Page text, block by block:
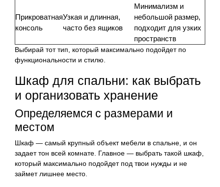
Прикроватная
консоль
Узкая и длинная,
часто без ящиков
Минимализм и
небольшой размер,
подходит для узких
пространств
Выбирай тот тип, который максимально подойдет по
функциональности и стилю.
Шкаф для спальни: как выбрать
и организовать хранение
Определяемся с размерами и
местом
Шкаф — самый крупный объект мебели в спальне, и он
задает тон всей комнате. Главное — выбрать такой шкаф,
который максимально подойдет под твои нужды и не
займет лишнее место.